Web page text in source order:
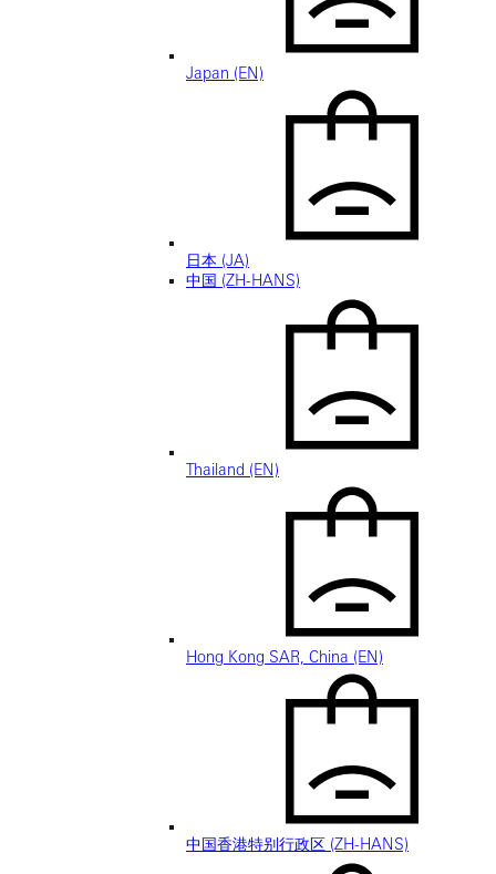
Japan (EN)
日本 (JA)
中国 (ZH-HANS)
Thailand (EN)
Hong Kong SAR, China (EN)
中国香港特别行政区 (ZH-HANS)